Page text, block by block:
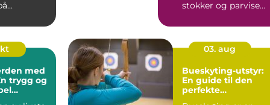
stokker og parvise
med
trygg og
03. aug
Bueskyting-utstyr:
En guide til den
perfekte